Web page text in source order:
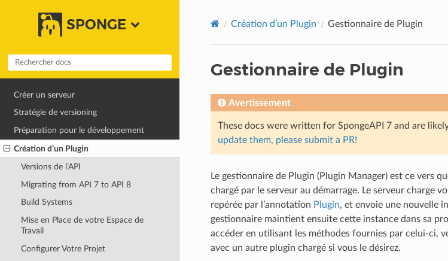
SPONGE
Créer un serveur
Stratégie de versioning
Préparation pour le développement
Création d’un Plugin
Versions de l’API
Migrating from API 7 to API 8
Build Systems
Mise en Place de votre Espace de
Travail
Configurer Votre Projet
Création d’un Plugin Gestionnaire de Plugin
Gestionnaire de Plugin
Avertissement
These docs were written for SpongeAPI 7 and are
update them, please submit a PR!
Le gestionnaire de Plugin (Plugin Manager) est ce vers
chargé par le serveur au démarrage. Le serveur charge
repérée par l’annotation Plugin, et envoie une nouvelle
gestionnaire maintient ensuite cette instance dans sa
accéder en utilisant les méthodes fournies par celui-ci,
avec un autre plugin chargé si vous le désirez.